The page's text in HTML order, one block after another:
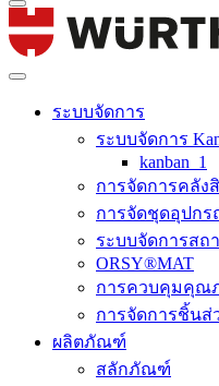
ระบบจัดการ
ระบบจัดการ
kanban_1
การจัดการคลัง
การจัดชุดอุปก
ระบบจัดการสถ
ORSY®MAT
การควบคุมคุณ
การจัดการชิ้นส่
ผลิตภัณฑ์
สลักภัณฑ์